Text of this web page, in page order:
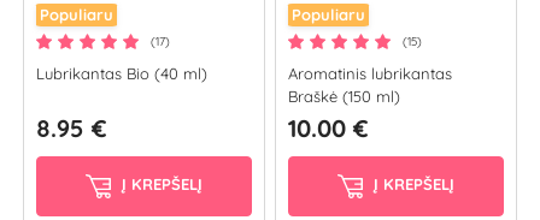
Populiaru
(17)
Lubrikantas Bio (40 ml)
8.95 €
Į KREPŠELĮ
Populiaru
(15)
Aromatinis lubrikantas
Braškė (150 ml)
10.00 €
Į KREPŠELĮ